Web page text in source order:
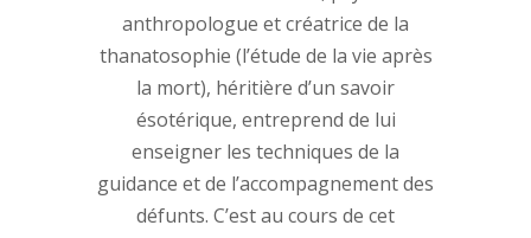
anthropologue et créatrice de la
thanatosophie (l’étude de la vie après
la mort), héritière d’un savoir
ésotérique, entreprend de lui
enseigner les techniques de la
guidance et de l’accompagnement des
défunts. C’est au cours de cet